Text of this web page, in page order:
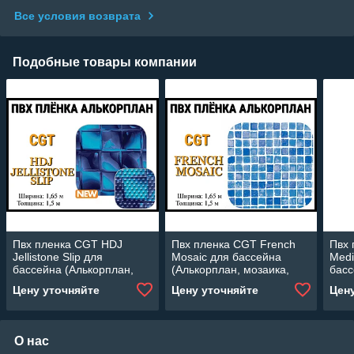
Все условия возврата
Подобные товары компании
Пвх пленка CGT HDJ
Jellistone Slip для
бассейна (Алькорплан,
противоскользящая,
Цену уточняйте
Пвх пленка CGT French
Mosaic для бассейна
(Алькорплан, мозаика,
Цену уточняйте
Пвх
О нас